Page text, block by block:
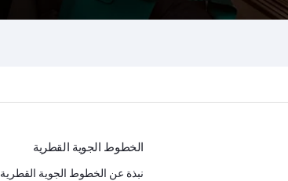
الخطوط الجوية القطرية
نبذة عن الخطوط الجوية القطرية